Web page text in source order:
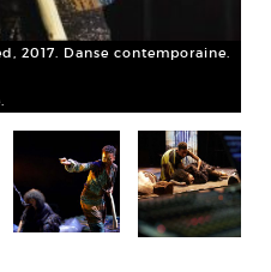
2017. Danse contemporaine.